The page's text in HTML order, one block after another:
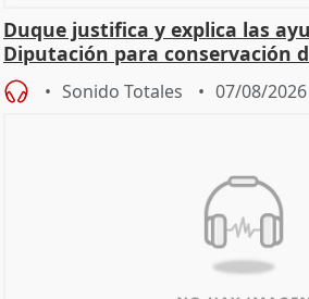
Duque justifica y explica las
Diputación para conservación
Sonido Totales 07/08/2026